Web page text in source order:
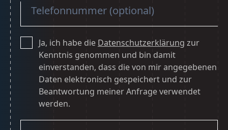
Ja, ich habe die Datenschutzerklärung zur
Kenntnis genommen und bin damit
einverstanden, dass die von mir angegebenen
Daten elektronisch gespeichert und zur
Beantwortung meiner Anfrage verwendet
werden.